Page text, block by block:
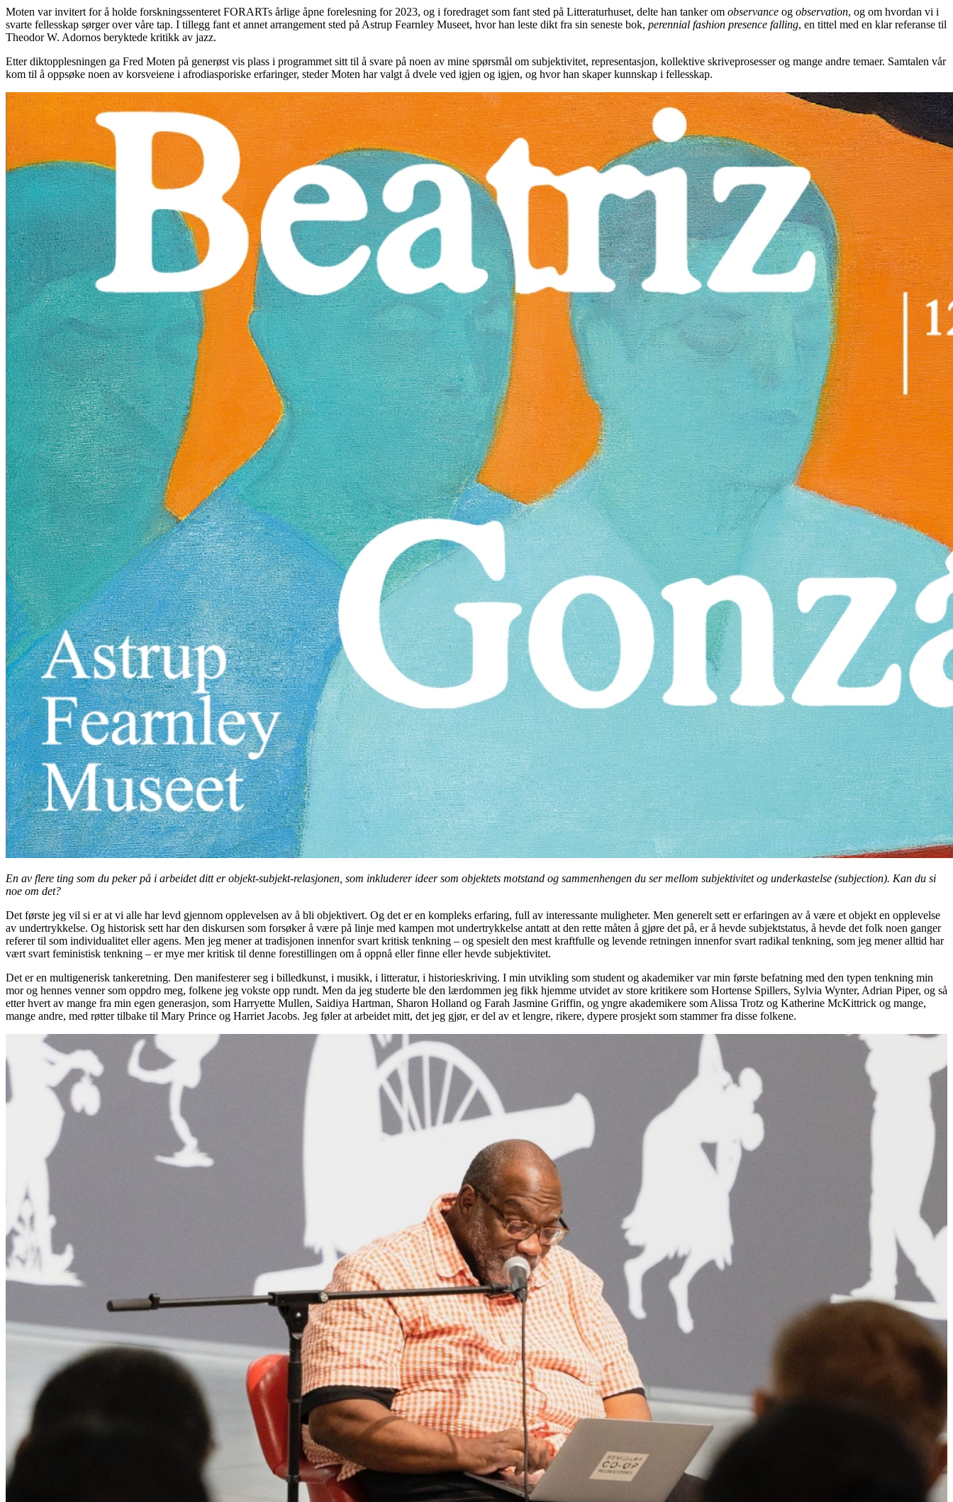
Moten var invitert for å holde forskningssenteret FORARTs årlige åpne forelesning for 2023, og i foredraget som fant sted på Litteraturhuset, delte han tanker om observance og observation, og om hvordan vi i
svarte fellesskap sørger over våre tap. I tillegg fant et annet arrangement sted på Astrup Fearnley Museet, hvor han leste dikt fra sin seneste bok, perennial fashion presence falling, en tittel med en klar referanse til
Theodor W. Adornos beryktede kritikk av jazz.
Etter diktopplesningen ga Fred Moten på generøst vis plass i programmet sitt til å svare på noen av mine spørsmål om subjektivitet, representasjon, kollektive skriveprosesser og mange andre temaer. Samtalen vår
kom til å oppsøke noen av korsveiene i afrodiasporiske erfaringer, steder Moten har valgt å dvele ved igjen og igjen, og hvor han skaper kunnskap i fellesskap.
En av flere ting som du peker på i arbeidet ditt er objekt-subjekt-relasjonen, som inkluderer ideer som objektets motstand og sammenhengen du ser mellom subjektivitet og underkastelse (subjection). Kan du si
noe om det?
Det første jeg vil si er at vi alle har levd gjennom opplevelsen av å bli objektivert. Og det er en kompleks erfaring, full av interessante muligheter. Men generelt sett er erfaringen av å være et objekt en opplevelse
av undertrykkelse. Og historisk sett har den diskursen som forsøker å være på linje med kampen mot undertrykkelse antatt at den rette måten å gjøre det på, er å hevde subjektstatus, å hevde det folk noen ganger
referer til som individualitet eller agens. Men jeg mener at tradisjonen innenfor svart kritisk tenkning – og spesielt den mest kraftfulle og levende retningen innenfor svart radikal tenkning, som jeg mener alltid har
vært svart feministisk tenkning – er mye mer kritisk til denne forestillingen om å oppnå eller finne eller hevde subjektivitet.
Det er en multigenerisk tankeretning. Den manifesterer seg i billedkunst, i musikk, i litteratur, i historieskriving. I min utvikling som student og akademiker var min første befatning med den typen tenkning min
mor og hennes venner som oppdro meg, folkene jeg vokste opp rundt. Men da jeg studerte ble den lærdommen jeg fikk hjemme utvidet av store kritikere som Hortense Spillers, Sylvia Wynter, Adrian Piper, og så
etter hvert av mange fra min egen generasjon, som Harryette Mullen, Saidiya Hartman, Sharon Holland og Farah Jasmine Griffin, og yngre akademikere som Alissa Trotz og Katherine McKittrick og mange,
mange andre, med røtter tilbake til Mary Prince og Harriet Jacobs. Jeg føler at arbeidet mitt, det jeg gjør, er del av et lengre, rikere, dypere prosjekt som stammer fra disse folkene.